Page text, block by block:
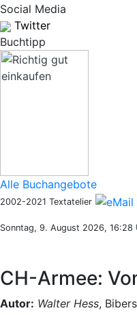
Social Media
Twitter
Buchtipp
Alle Buchangebote
2002-2021 Textatelier
Sonntag, 9. August 2026, 16:28
CH-Armee:
Autor: Walter Hess,